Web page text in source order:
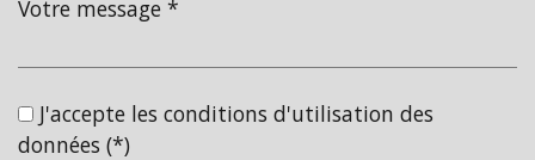
Propriétaires (vs. locataires)
Habitants de moins de 25 ans
J'accepte les conditions d'utilisation des
données (*)